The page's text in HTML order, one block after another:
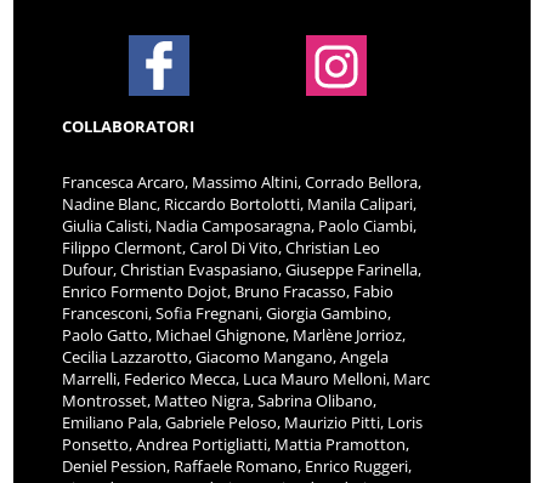
COLLABORATORI
Francesca Arcaro, Massimo Altini, Corrado Bellora,
Nadine Blanc, Riccardo Bortolotti, Manila Calipari,
Giulia Calisti, Nadia Camposaragna, Paolo Ciambi,
Filippo Clermont, Carol Di Vito, Christian Leo
Dufour, Christian Evaspasiano, Giuseppe Farinella,
Enrico Formento Dojot, Bruno Fracasso, Fabio
Francesconi, Sofia Fregnani, Giorgia Gambino,
Paolo Gatto, Michael Ghignone, Marlène Jorrioz,
Cecilia Lazzarotto, Giacomo Mangano, Angela
Marrelli, Federico Mecca, Luca Mauro Melloni, Marc
Montrosset, Matteo Nigra, Sabrina Olibano,
Emiliano Pala, Gabriele Peloso, Maurizio Pitti, Loris
Ponsetto, Andrea Portigliatti, Mattia Pramotton,
Deniel Pession, Raffaele Romano, Enrico Ruggeri,